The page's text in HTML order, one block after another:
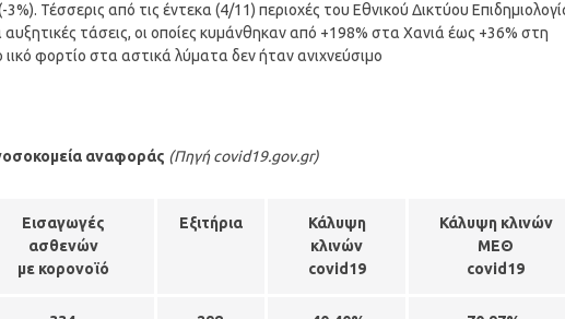
Τέσσερις από τις έντεκα (4/11) περιοχές του Εθνικού Δικτύου
τάσεις, οι οποίες κυμάνθηκαν από +198% στα Χανιά έως +36% στη
φορτίο στα αστικά λύματα δεν ήταν ανιχνεύσιμο
αναφοράς (Πηγή covid19.gov.gr)
Εισαγωγές
ασθενών
με κορονοϊό
Εξιτήρια
Κάλυψη
κλινών
covid19
Κάλυψη κλινών
ΜΕΘ
covid19